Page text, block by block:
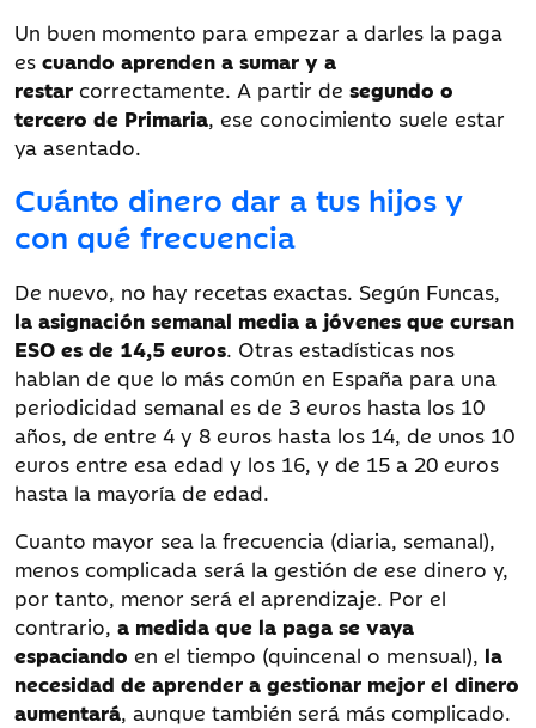
Un buen momento para empezar a darles la paga
es cuando aprenden a sumar y a
restar correctamente. A partir de segundo o
tercero de Primaria, ese conocimiento suele estar
ya asentado.
Cuánto dinero dar a tus hijos y
con qué frecuencia
De nuevo, no hay recetas exactas. Según Funcas,
la asignación semanal media a jóvenes que cursan
ESO es de 14,5 euros. Otras estadísticas nos
hablan de que lo más común en España para una
periodicidad semanal es de 3 euros hasta los 10
años, de entre 4 y 8 euros hasta los 14, de unos 10
euros entre esa edad y los 16, y de 15 a 20 euros
hasta la mayoría de edad.
Cuanto mayor sea la frecuencia (diaria, semanal),
menos complicada será la gestión de ese dinero y,
por tanto, menor será el aprendizaje. Por el
contrario, a medida que la paga se vaya
espaciando en el tiempo (quincenal o mensual), la
necesidad de aprender a gestionar mejor el dinero
aumentará, aunque también será más complicado.